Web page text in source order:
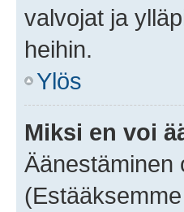
valvojat ja
heihin.
Ylös
Miksi en voi
Äänestäminen